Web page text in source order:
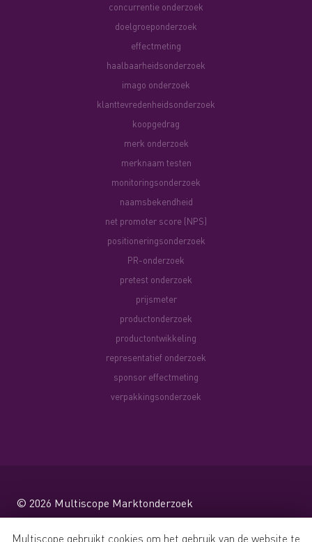
concurrentie onderzoek
doelgroeponderzoek
effectmeting
haalbaarheidsonderzoek
imago onderzoek
klanttevredenheidsonderzoek
koopgedrag
merk onderzoek
merknaam testen
monitoringsonderzoek
naamsbekendheid
net promoter score (NPS)
positioneringsonderzoek
PR-onderzoek
pretest onderzoek
prijsmeter
productonderzoek
productontwikkeling
representatief onderzoek
sponsor effectmeting
verpakkingsonderzoek
© 2026 Multiscope Marktonderzoek
Website by Shareforce
Multiscope gebruikt cookies om het gebruik van de website te